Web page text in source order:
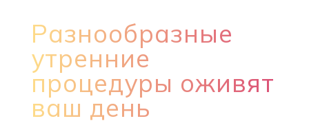
Разнообразные
утренние
процедуры оживят
ваш день